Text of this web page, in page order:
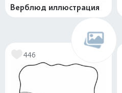
Верблюд иллюстрация
446